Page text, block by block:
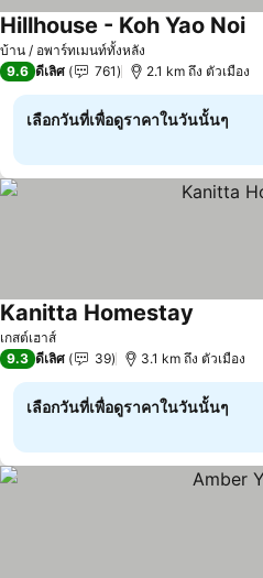
บ้าน / อพาร์ทเมนท์ทั้งหลัง
Hillhouse - Koh Yao Noi
9.6 ดีเลิศ 761 2.1 km ถึง ตัวเมือง
เลือกวันที่เพื่อดูราคาในวันนั้นๆ
เกสต์เฮาส์
Kanitta Homestay
9.3 ดีเลิศ 39 3.1 km ถึง ตัวเมือง
เลือกวันที่เพื่อดูราคาในวันนั้นๆ